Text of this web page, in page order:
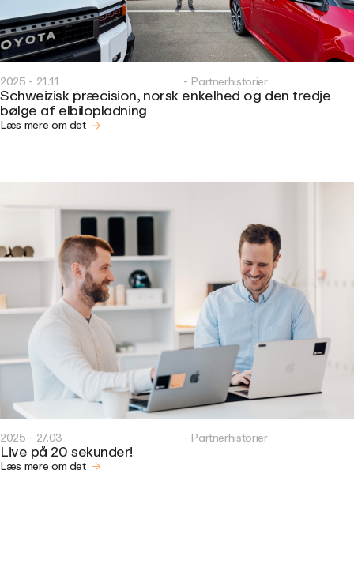
2025 - 21.11 - Partnerhistorier
Schweizisk præcision, norsk enkelhed og den tredje
bølge af elbilopladning
Læs mere om det
2025 - 27.03 - Partnerhistorier
Live på 20 sekunder!
Læs mere om det